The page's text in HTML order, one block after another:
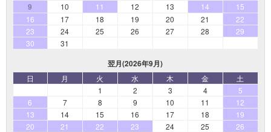
9 10 11 12 13 14
15
16
17 18 19 20 21
22
23
24 25 26 27 28
29
30
31
翌月(2026年9月)
日 月 火 水 木 金
土
1
2 3 4
5
6
7 8 9 10 11
12
13
14 15 16 17 18
19
20
21 22 23 24 25
26